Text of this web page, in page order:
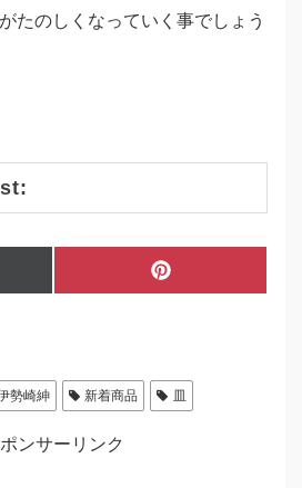
たのしくなっていく事でしょう
Share
on
P
i
e
s
勢崎紳 新着商品 皿
ンサーリンク